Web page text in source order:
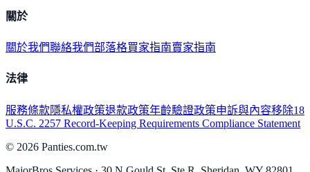
關於
關於我們聯絡我們部落格買家指南賣家指南
法律
服務條款隱私權政策退款政策年齡驗證政策申訴與內容移除18
U.S.C. 2257 Record-Keeping Requirements Compliance Statement
© 2026 Panties.com.tw